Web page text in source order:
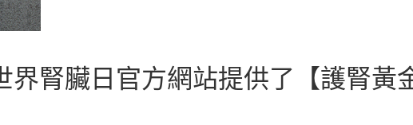
界腎臟日官方網站提供了【護腎黃